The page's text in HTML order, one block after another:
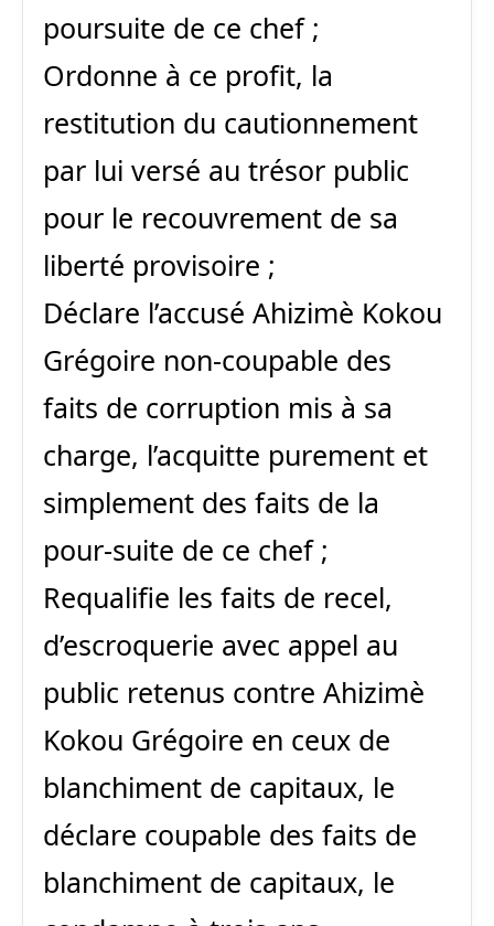
poursuite de ce chef ;
Ordonne à ce profit, la
restitution du cautionnement
par lui versé au trésor public
pour le recouvrement de sa
liberté provisoire ;
Déclare l’accusé Ahizimè Kokou
Grégoire non-coupable des
faits de corruption mis à sa
charge, l’acquitte purement et
simplement des faits de la
pour-suite de ce chef ;
Requalifie les faits de recel,
d’escroquerie avec appel au
public retenus contre Ahizimè
Kokou Grégoire en ceux de
blanchiment de capitaux, le
déclare coupable des faits de
blanchiment de capitaux, le